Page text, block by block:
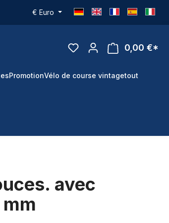
€ Euro
0,00 €*
PromotionVélo de course vintagetout
avec